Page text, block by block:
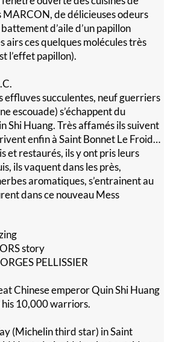
MARCON, de délicieuses odeurs
d’aile d’un papillon
airs ces quelques molécules très
l’effet papillon).
effluves succulentes, neuf guerriers
escouade) s’échappent du
Shi Huang. Très affamés ils suivent
enfin à Saint Bonnet Le Froid…
et restaurés, ils y ont pris leurs
ils vaquent dans les près,
aromatiques, s’entrainent au
dans ce nouveau Mess
story
PELLISSIER
Chinese emperor Quin Shi Huang
10,000 warriors.
(Michelin third star) in Saint